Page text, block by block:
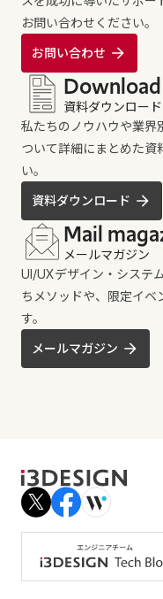
お問い合わせください。
お問い合わせ
Download
資料ダウンロード
私たちのノウハウや業界
ついて詳細にまとめた資
い。
資料ダウンロード
Mail
メールマガジン
UI/UXデザイン・システ
ちメソッドや、限定イベ
す。
メールマガジン